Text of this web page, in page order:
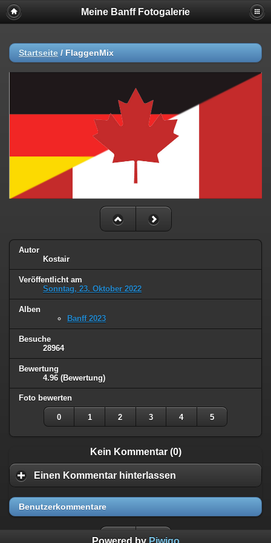
Meine Banff Fotogalerie
Startseite / FlaggenMix
Autor
Kostair
Veröffentlicht am
Sonntag, 23. Oktober 2022
Alben
Banff 2023
Besuche
28964
Bewertung
4.96 (Bewertung)
Foto bewerten
0 1 2 3 4 5
Kein Kommentar (0)
Einen Kommentar hinterlassen
Benutzerkommentare